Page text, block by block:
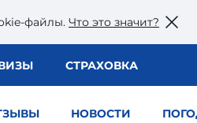
файлы. Что это значит?
СТРАХОВКА
НОВОСТИ